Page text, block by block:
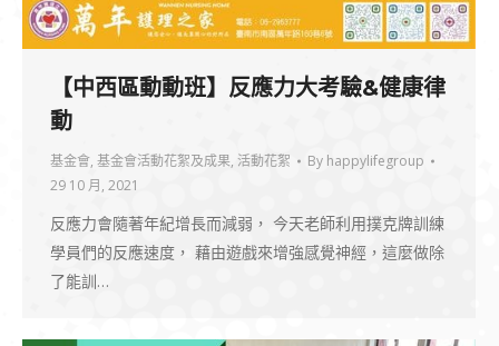
【中西區動動班】反應力大考驗&健康律
動
基金會, 基金會活動花絮及成果, 活動花絮 By happylifegroup
29 10 月, 2021
反應力會隨著年紀增長而減弱， 今天老師利用撲克牌訓練
學員們的反應速度， 藉由遊戲來增強感覺神經，這麼做除
了能訓…